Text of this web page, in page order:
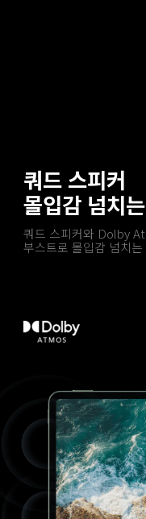
쿼드 스피커
몰입감 넘치
쿼드 스피커와 Dolby
부스트로 몰입감 넘치